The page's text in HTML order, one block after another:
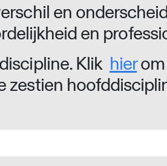
en
en
Klik hierom
zestien